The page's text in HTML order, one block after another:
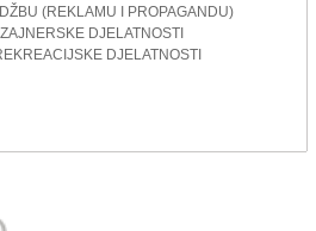
(REKLAMU I PROPAGANDU)
DJELATNOSTI
DJELATNOSTI